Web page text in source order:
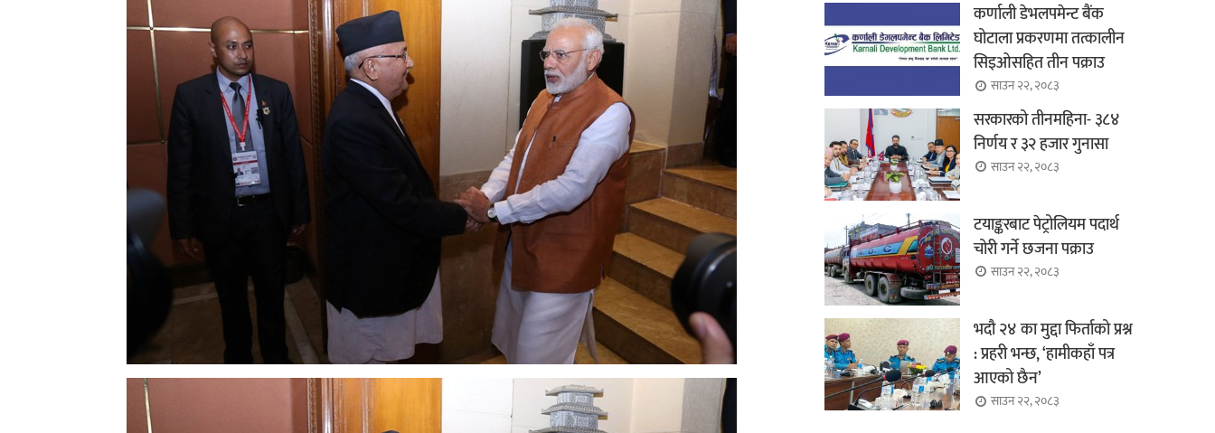
कर्णाली डेभलपमेन्ट बैंक
घोटाला प्रकरणमा तत्कालीन
सिइओसहित तीन पक्राउ
साउन २२, २०८३
सरकारको तीनमहिना- ३८४
निर्णय र ३२ हजार गुनासा
साउन २२, २०८३
टयाङ्करबाट पेट्रोलियम पदार्थ
चोरी गर्ने छजना पक्राउ
साउन २२, २०८३
भदौ २४ का मुद्दा फिर्ताको प्रश्न
: प्रहरी भन्छ, ‘हामीकहाँ पत्र
आएको छैन’
साउन २२, २०८३